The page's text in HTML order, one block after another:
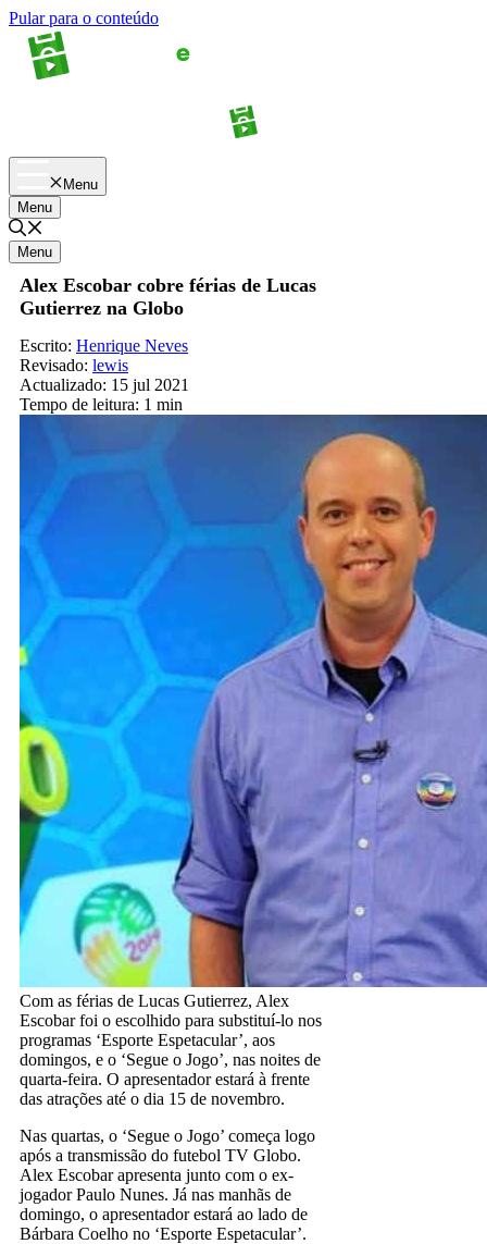
Pular para o conteúdo
Menu
Menu
Menu
Alex Escobar cobre férias de Lucas
Gutierrez na Globo
Escrito: Henrique Neves
Revisado: lewis
Actualizado: 15 jul 2021
Tempo de leitura: 1 min
Com as férias de Lucas Gutierrez, Alex
Escobar foi o escolhido para substituí-lo nos
programas ‘Esporte Espetacular’, aos
domingos, e o ‘Segue o Jogo’, nas noites de
quarta-feira. O apresentador estará à frente
das atrações até o dia 15 de novembro.
Nas quartas, o ‘Segue o Jogo’ começa logo
após a transmissão do futebol TV Globo.
Alex Escobar apresenta junto com o ex-
jogador Paulo Nunes. Já nas manhãs de
domingo, o apresentador estará ao lado de
Bárbara Coelho no ‘Esporte Espetacular’.